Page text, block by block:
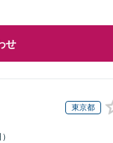
せ
東京都